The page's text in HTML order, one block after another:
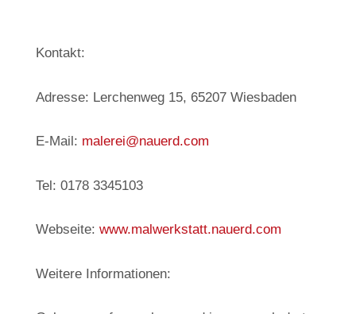
Kontakt:
Adresse: Lerchenweg 15, 65207 Wiesbaden
E-Mail: malerei@nauerd.com
Tel: 0178 3345103
Webseite: www.malwerkstatt.nauerd.com
Weitere Informationen: